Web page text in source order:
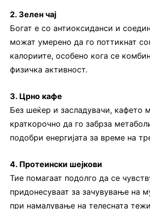
2. Зелен чај
Богат е со антиоксиданси и
можат умерено да го поттикнат
калориите, особено кога се
физичка активност.
3. Црно кафе
Без шеќер и засладувачи, кафето
краткорочно да го забрза
подобри енергијата за време на
4. Протеински шејкови
Тие помагаат подолго да се
придонесуваат за зачувување на
при намалување на телесната